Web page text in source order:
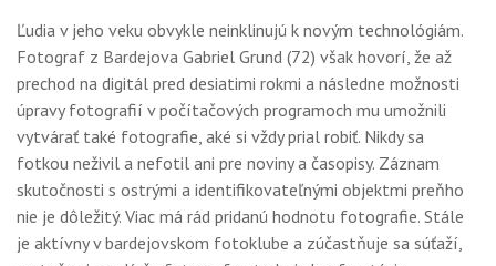
ŠKOLA FOTOGRAFIE
GALÉRIA
PORADŇA
SÚŤAŽE
KALENDÁR AKCIÍ
Ľudia v jeho veku obvykle neinklinujú k novým technológiám.
Fotograf z Bardejova Gabriel Grund (72) však hovorí, že až
prechod na digitál pred desiatimi rokmi a následne možnosti
úpravy fotografií v počítačových programoch mu umožnili
vytvárať také fotografie, aké si vždy prial robiť. Nikdy sa
fotkou neživil a nefotil ani pre noviny a časopisy. Záznam
skutočnosti s ostrými a identifikovateľnými objektmi preňho
nie je dôležitý. Viac má rád pridanú hodnotu fotografie. Stále
je aktívny v bardejovskom fotoklube a zúčastňuje sa súťaží,